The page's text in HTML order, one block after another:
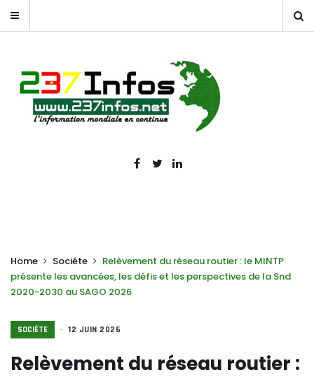
Home Sociéte
Relèvement du réseau routier : le MINTP
présente les avancées, les défis et les perspectives de la Snd
2020-2030 au SAGO 2026
SOCIÉTE 12 JUIN 2026
Relèvement du réseau routier :